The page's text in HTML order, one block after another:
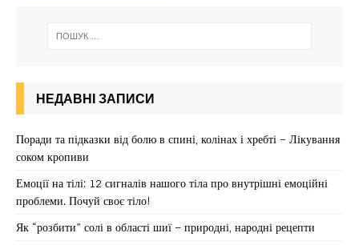
НЕДАВНІ ЗАПИСИ
Поради та підказки від болю в спині, колінах і хребті – Лікування
соком кропиви
Емоції на тілі: 12 сигналів нашого тіла про внутрішні емоційні
проблеми. Почуй своє тіло!
Як “розбити” солі в області шиї – природні, народні рецепти